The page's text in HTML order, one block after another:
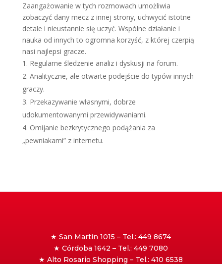
Zaangażowanie w tych rozmowach umożliwia
zobaczyć dany mecz z innej strony, uchwycić istotne
detale i nieustannie się uczyć. Wspólne działanie i
nauka od innych to ogromna korzyść, z której czerpią
nasi najlepsi gracze.
Regularne śledzenie analiz i dyskusji na forum.
Analityczne, ale otwarte podejście do typów innych
graczy.
Przekazywanie własnymi, dobrze
udokumentowanymi przewidywaniami.
Omijanie bezkrytycznego podążania za
„pewniakami” z internetu.
★ San Martín 1015 – Tel.: 449 8674
★ Córdoba 1642 – Tel.: 449 7080
★ Alto Rosario Shopping – Tel.: 410 6538